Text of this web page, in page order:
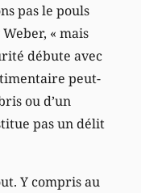
pas le pouls
« mais
débute avec
peut-
ou d’un
pas un délit
Y compris au